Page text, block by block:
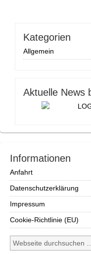
Kategorien
Allgemein
Aktuelle News
Informationen
Anfahrt
Datenschutzerklärung
Impressum
Cookie-Richtlinie (EU)